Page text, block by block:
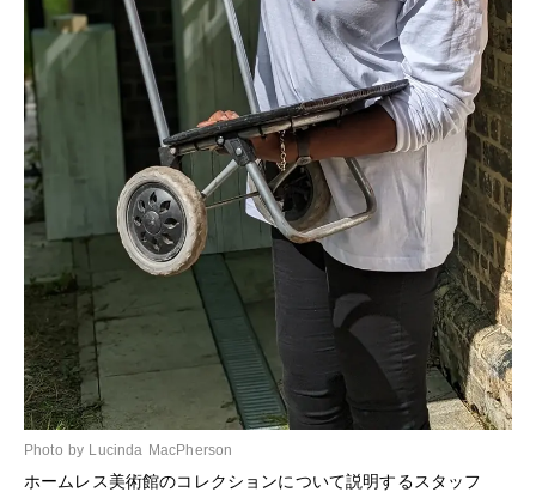
Photo by Lucinda MacPherson
ホームレス美術館のコレクションについて説明するスタッフ